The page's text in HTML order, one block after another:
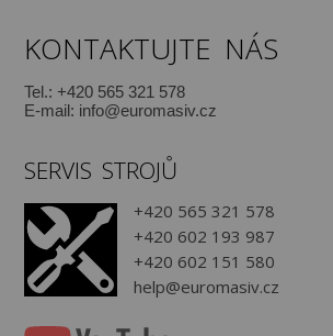
KONTAKTUJTE NÁS
Tel.: +420 565 321 578
E-mail: info@euromasiv.cz
SERVIS STROJŮ
+420 565 321 578
+420 602 193 987
+420 602 151 580
help@euromasiv.cz